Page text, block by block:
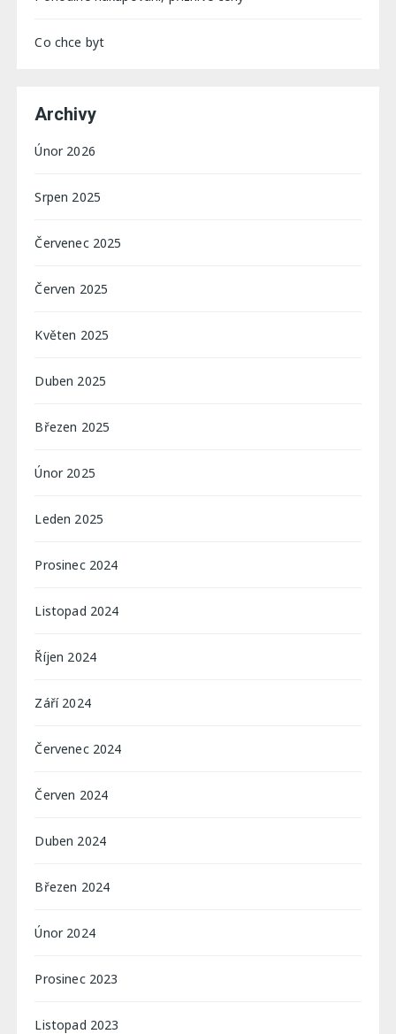
Co chce byt
Archivy
Únor 2026
Srpen 2025
Červenec 2025
Červen 2025
Květen 2025
Duben 2025
Březen 2025
Únor 2025
Leden 2025
Prosinec 2024
Listopad 2024
Říjen 2024
Září 2024
Červenec 2024
Červen 2024
Duben 2024
Březen 2024
Únor 2024
Prosinec 2023
Listopad 2023